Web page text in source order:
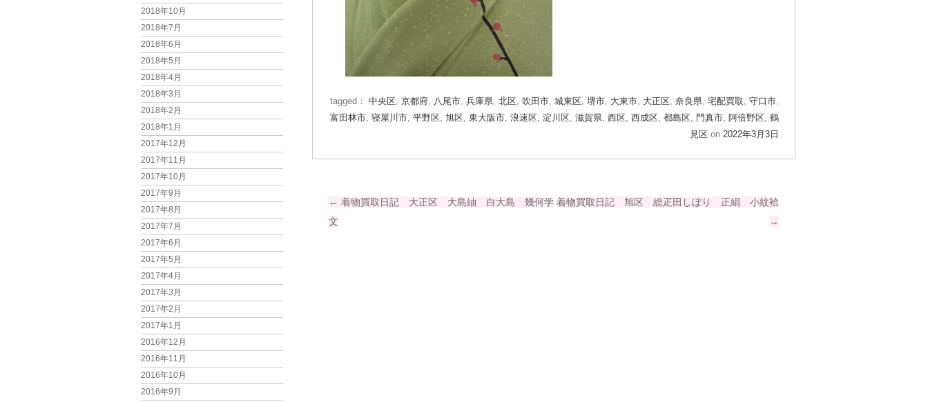
tagged： 中央区, 京都府, 八尾市, 兵庫県, 北区, 吹田市, 城東区, 堺市, 大東市, 大正区, 奈良県, 宅配買取 , 守口市,
富田林市, 寝屋川市, 平野区, 旭区, 東大阪市, 浪速区, 淀川区, 滋賀県, 西区, 西成区, 都島区, 門真市, 阿倍野区, 鶴
見区 on 2022年3月3日
投
← 着物買取日記 大正区 大島紬 白大島 幾何学
文
着物買取日記 旭区 総疋田しぼり 正絹 小紋袷
→
2018年10月
2018年7月
2018年6月
2018年5月
2018年4月
2018年3月
2018年2月
2018年1月
2017年12月
2017年11月
2017年10月
2017年9月
2017年8月
2017年7月
2017年6月
2017年5月
2017年4月
2017年3月
2017年2月
2017年1月
2016年12月
2016年11月
2016年10月
2016年9月